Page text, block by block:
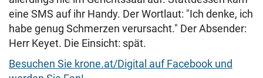
eine SMS auf ihr Handy. Der Wortlaut: "Ich denke, ich
habe genug Schmerzen verursacht." Der Absender:
Herr Keyet. Die Einsicht: spät.
Besuchen Sie krone.at/Digital auf Facebook und